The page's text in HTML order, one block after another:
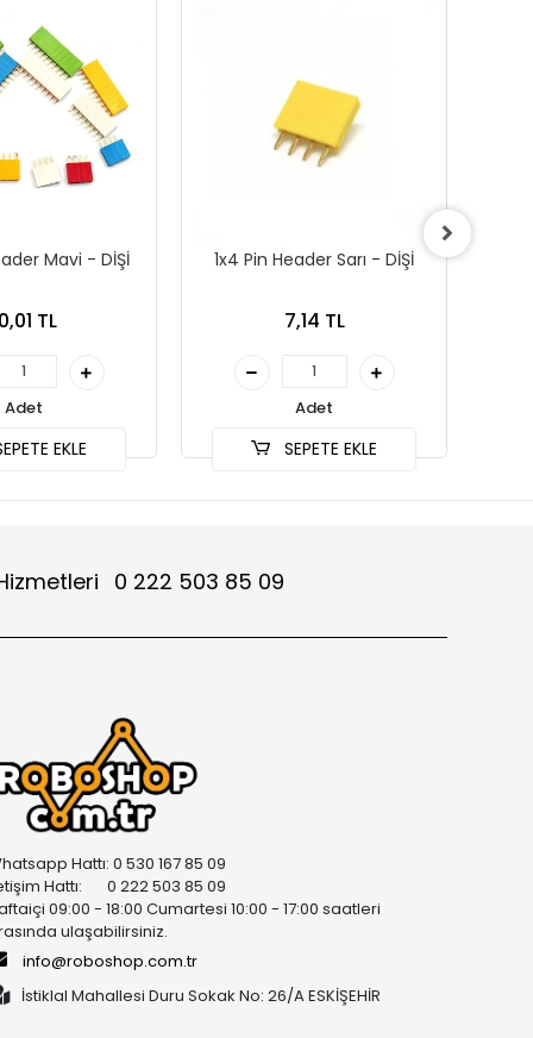
Mavi - DİŞİ
TL
Adet
EKLE
1x4 Pin Header Sarı - DİŞİ
7,14 TL
Adet
SEPETE EKLE
0 222 503 85 09
Hattı: 0 530 167 85 09
Hattı: 0 222 503 85 09
09:00 - 18:00 Cumartesi 10:00 - 17:00 saatleri
ulaşabilirsiniz.
info@roboshop.com.tr
İstiklal Mahallesi Duru Sokak No: 26/A ESKİŞEHİR